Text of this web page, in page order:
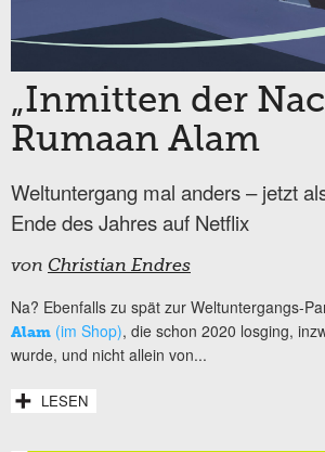
„Inmitten der
Rumaan Alam
Weltuntergang mal anders – jetzt
Ende des Jahres auf Netflix
von Christian Endres
Na? Ebenfalls zu spät zur Weltuntergangs-
Alam (im Shop), die schon 2020 losging,
wurde, und nicht allein von...
LESEN